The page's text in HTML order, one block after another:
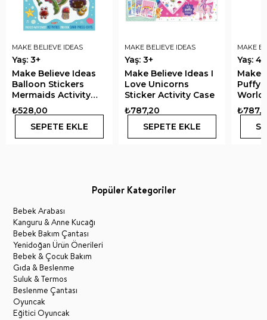
MAKE BELIEVE IDEAS
Yaş: 3+
Make Believe Ideas
Balloon Stickers
Mermaids Activity
Book
₺528,00
SEPETE EKLE
MAKE BELIEVE IDEAS
Yaş: 3+
Make Believe Ideas I
Love Unicorns
Sticker Activity Case
₺787,20
SEPETE EKLE
MAKE
Yaş: 4+
Make
Puffy
World
Popüler Kategoriler
Bebek Arabası
Kanguru & Anne Kucağı
Bebek Bakım Çantası
Yenidoğan Ürün Önerileri
Bebek & Çocuk Bakım
Gıda & Beslenme
Suluk & Termos
Beslenme Çantası
Oyuncak
Eğitici Oyuncak